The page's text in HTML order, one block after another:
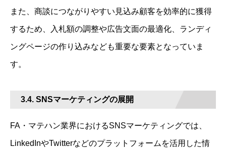
また、商談につながりやすい見込み顧客を効率的に獲得
するため、入札額の調整や広告文面の最適化、ランディ
ングページの作り込みなども重要な要素となっていま
す。
3.4. SNSマーケティングの展開
FA・マテハン業界におけるSNSマーケティングでは、
LinkedInやTwitterなどのプラットフォームを活用した情